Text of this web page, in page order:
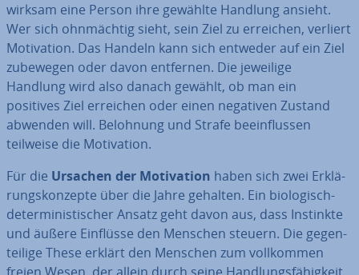
wirksam eine Person ihre gewählte Handlung ansieht.
Wer sich ohn­mäch­tig sieht, sein Ziel zu erreichen, verliert
Mo­ti­va­ti­on. Das Handeln kann sich entweder auf ein Ziel
zubewegen oder davon entfernen. Die jeweilige
Handlung wird also danach gewählt, ob man ein
positives Ziel erreichen oder einen negativen Zustand
abwenden will. Belohnung und Strafe be­ein­flus­sen
teilweise die Mo­ti­va­ti­on.
Für die Ursachen der Mo­ti­va­ti­on haben sich zwei Er­klä­
rungs­kon­zep­te über die Jahre gehalten. Ein bio­lo­gisch-
de­ter­mi­nis­ti­scher Ansatz geht davon aus, dass Instinkte
und äußere Einflüsse den Menschen steuern. Die ge­gen­
tei­li­ge These erklärt den Menschen zum voll­kom­men